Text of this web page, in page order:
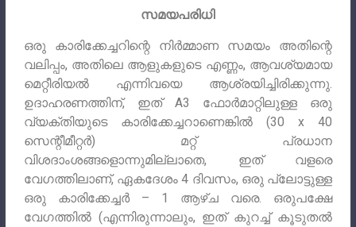
സമയപരിധി
ഒരു കാരിക്കേച്ചറിന്റെ നിർമ്മാണ സമയം അതിന്റെ
വലിപ്പം, അതിലെ ആളുകളുടെ എണ്ണം, ആവശ്യമായ
മെറ്റീരിയൽ എന്നിവയെ ആശ്രയിച്ചിരിക്കുന്നു.
ഉദാഹരണത്തിന്, ഇത് A3 ഫോർമാറ്റിലുള്ള ഒരു
വ്യക്തിയുടെ കാരിക്കേച്ചറാണെങ്കിൽ (30 x 40
സെന്റീമീറ്റർ) മറ്റ് പ്രധാന
വിശദാംശങ്ങളൊന്നുമില്ലാതെ, ഇത് വളരെ
വേഗത്തിലാണ്, ഏകദേശം 4 ദിവസം, ഒരു പ്ലോട്ടുള്ള
ഒരു കാരിക്കേച്ചർ – 1 ആഴ്ച വരെ. ഒരുപക്ഷേ
വേഗത്തിൽ (എന്നിരുന്നാലും, ഇത് കുറച്ച് കൂടുതൽ